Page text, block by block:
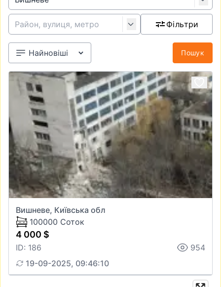
Фільтри
Пошук
Вишневе, Київська обл
100000 Соток
4 000 $
ID: 186
954
19-09-2025, 09:46:10